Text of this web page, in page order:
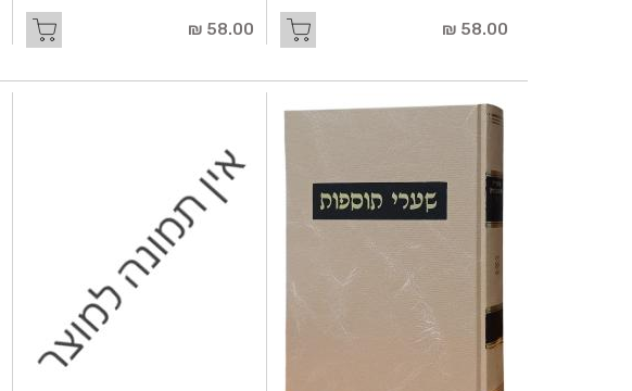
58.00 ₪
58.00 ₪